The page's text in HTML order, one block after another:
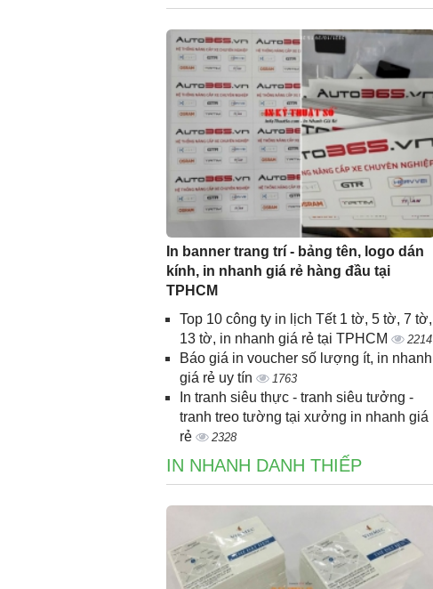
In banner trang trí - bảng tên, logo dán
kính, in nhanh giá rẻ hàng đầu tại
TPHCM
Top 10 công ty in lịch Tết 1 tờ, 5 tờ, 7 tờ,
13 tờ, in nhanh giá rẻ tại TPHCM
2214
Báo giá in voucher số lượng ít, in nhanh
giá rẻ uy tín
1763
In tranh siêu thực - tranh siêu tưởng -
tranh treo tường tại xưởng in nhanh giá
rẻ
2328
IN NHANH DANH THIẾP